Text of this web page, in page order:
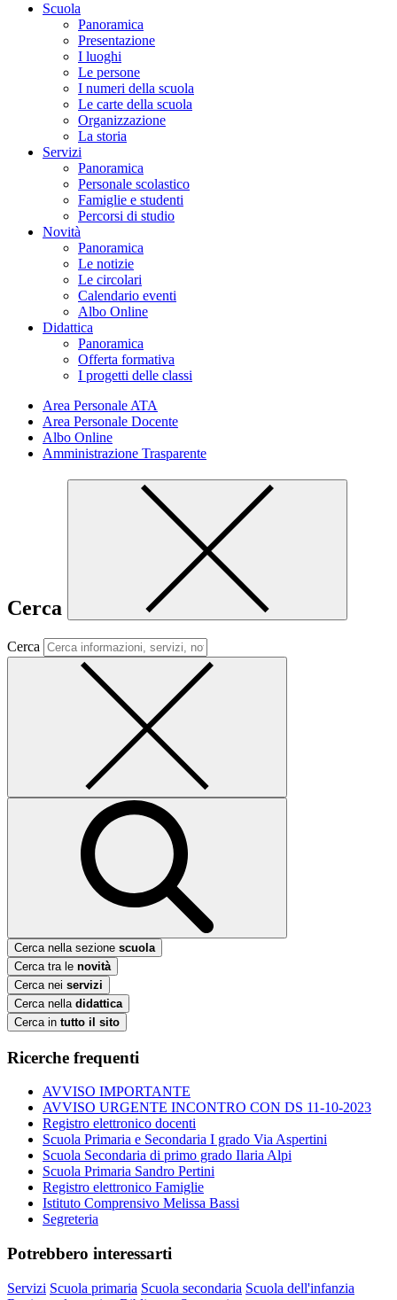
Scuola
Panoramica
Presentazione
I luoghi
Le persone
I numeri della scuola
Le carte della scuola
Organizzazione
La storia
Servizi
Panoramica
Personale scolastico
Famiglie e studenti
Percorsi di studio
Novità
Panoramica
Le notizie
Le circolari
Calendario eventi
Albo Online
Didattica
Panoramica
Offerta formativa
I progetti delle classi
Area Personale ATA
Area Personale Docente
Albo Online
Amministrazione Trasparente
Cerca
Cerca
Cerca nella sezione scuola
Cerca tra le novità
Cerca nei servizi
Cerca nella didattica
Cerca in tutto il sito
Ricerche frequenti
AVVISO IMPORTANTE
AVVISO URGENTE INCONTRO CON DS 11-10-2023
Registro elettronico docenti
Scuola Primaria e Secondaria I grado Via Aspertini
Scuola Secondaria di primo grado Ilaria Alpi
Scuola Primaria Sandro Pertini
Registro elettronico Famiglie
Istituto Comprensivo Melissa Bassi
Segreteria
Potrebbero interessarti
Servizi Scuola primaria Scuola secondaria Scuola dell'infanzia